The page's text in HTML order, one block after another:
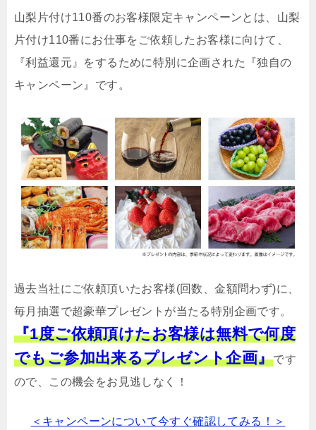
山梨片付け110番のお客様限定キャンペーンとは、山梨
片付け110番にお仕事をご依頼したお客様に向けて、
『利益還元』をするために特別に企画された『独自の
キャンペーン』です。
過去当社にご依頼頂いたお客様(回数、金額問わず)に、
毎月抽選で超豪華プレゼントが当たる特別企画です。
『1度ご依頼頂けたお客様は無料で何度
でもご参加出来るプレゼント企画』です
ので、この機会をお見逃しなく！
＜キャンペーンについて今すぐ確認してみる！＞